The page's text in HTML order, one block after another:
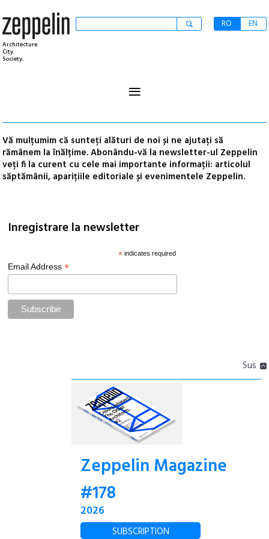
Architecture.
City.
Society.
RO EN
≡
Vă mulțumim că sunteți alături de noi și ne ajutați să
rămânem la înălțime. Abonându-vă la newsletter-ul Zeppelin
veți fi la curent cu cele mai importante informații: articolul
săptămânii, aparițiile editoriale și evenimentele Zeppelin.
Inregistrare la newsletter
*indicates required
Email Address*
Sus
Zeppelin Magazine
#178
2026
SUBSCRIPTION